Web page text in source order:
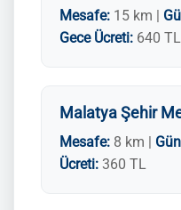
Mesafe: 15 km |
Gece Ücreti: 640 TL
Malatya Şehir
Mesafe: 8 km |
Ücreti: 360 TL